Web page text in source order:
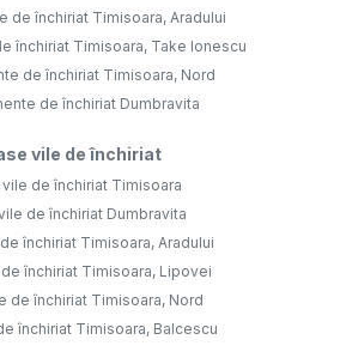
de închiriat Timisoara, Aradului
închiriat Timisoara, Take Ionescu
de închiriat Timisoara, Nord
de închiriat Dumbravita
vile de închiriat
vile de închiriat Timisoara
de închiriat Dumbravita
închiriat Timisoara, Aradului
închiriat Timisoara, Lipovei
de închiriat Timisoara, Nord
închiriat Timisoara, Balcescu